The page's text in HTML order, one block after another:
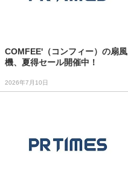
COMFEE'（コンフィー）の扇風
機、夏得セール開催中！
2026年7月10日